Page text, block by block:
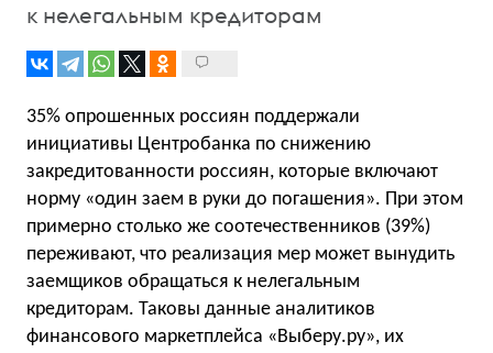
к нелегальным кредиторам
35% опрошенных россиян поддержали
инициативы Центробанка по снижению
закредитованности россиян, которые включают
норму «один заем в руки до погашения». При этом
примерно столько же соотечественников (39%)
переживают, что реализация мер может вынудить
заемщиков обращаться к нелегальным
кредиторам. Таковы данные аналитиков
финансового маркетплейса «Выберу.ру», их